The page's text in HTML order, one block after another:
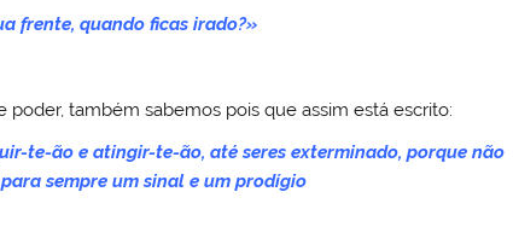
frente, quando ficas irado?»
também sabemos pois que assim está escrito:
te-ão e atingir-te-ão, até seres exterminado, porque não
sempre um sinal e um prodígio